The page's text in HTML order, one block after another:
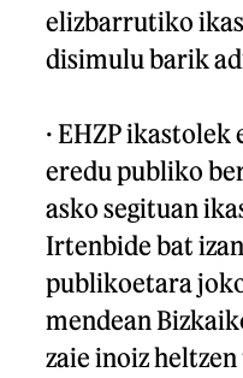
elizbarrutiko
disimulu barik
· EHZP
eredu publiko
asko segituan
Irtenbide bat
publikoetara
mendean
zaie inoiz